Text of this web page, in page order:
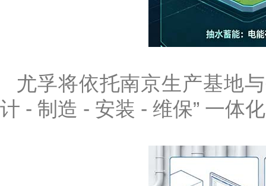
尤孚将依托南京生产基地
计 - 制造 - 安装 - 维保” 一体